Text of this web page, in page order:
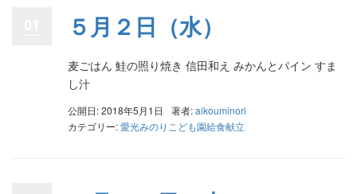
５月２日（水）
麦ごはん 鮭の照り焼き 信田和え みかんとパイン すま
し汁
公開日: 2018年5月1日 著者:aikouminori
カテゴリー:愛光みのりこども園給食献立